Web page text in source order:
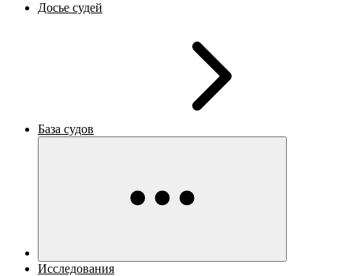
Досье судей
База судов
Исследования